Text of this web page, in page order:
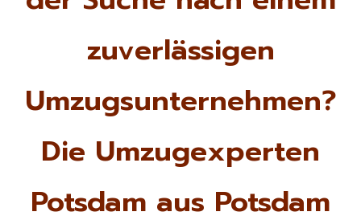
zuverlässigen
Umzugsunternehmen?
Die Umzugexperten
Potsdam aus Potsdam